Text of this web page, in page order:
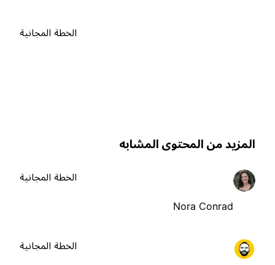
الخطة المجانية
من المحتوى المشابه
Nora Conrad
الخطة المجانية
الخطة المجانية